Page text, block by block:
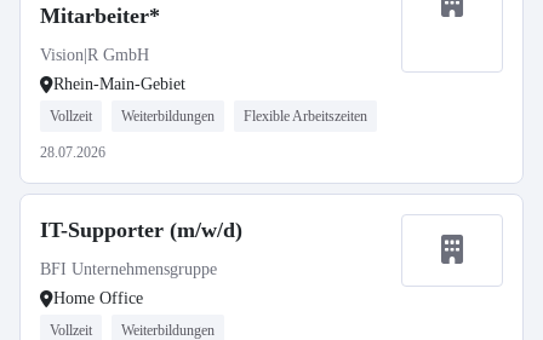
Mitarbeiter*
Vision|R GmbH
Rhein-Main-Gebiet
Vollzeit Weiterbildungen Flexible Arbeitszeiten
28.07.2026
IT-Supporter (m/w/d)
BFI Unternehmensgruppe
Home Office
Vollzeit Weiterbildungen